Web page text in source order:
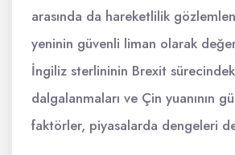
arasında da hareketlilik
yeninin güvenli liman olarak
İngiliz sterlininin Brexit
dalgalanmaları ve Çin yuanının
faktörler, piyasalarda dengeleri